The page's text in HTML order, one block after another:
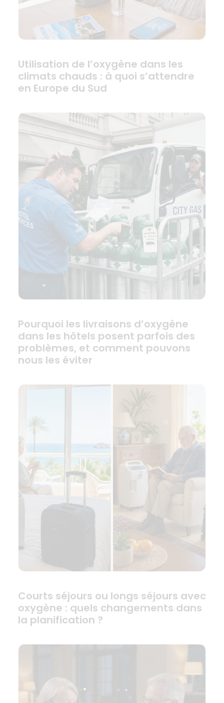
Utilisation de l’oxygène dans les
climats chauds : à quoi s’attendre
en Europe du Sud
Pourquoi les livraisons d’oxygène
dans les hôtels posent parfois des
problèmes, et comment pouvons
nous les éviter
Courts séjours ou longs séjours avec
oxygène : quels changements dans
la planification ?